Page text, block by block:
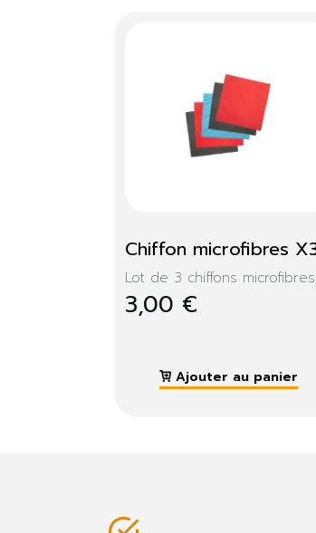
Tire-bouchon
TIRE-BOUCHON
3,00 €
Ajouter au panier